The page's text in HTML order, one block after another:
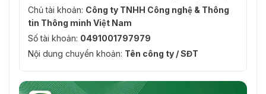
Chủ tài khoản: Công ty TNHH Công nghệ & Thông
tin Thông minh Việt Nam
Số tài khoản: 0491001797979
Nội dung chuyển khoản: Tên công ty / SĐT